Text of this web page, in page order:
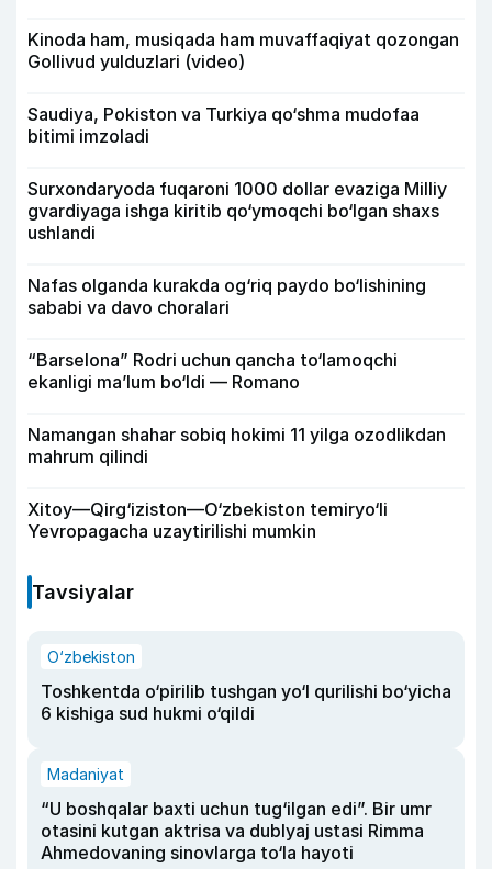
Kinoda ham, musiqada ham muvaffaqiyat qozongan
Gollivud yulduzlari (video)
Saudiya, Pokiston va Turkiya qo‘shma mudofaa
bitimi imzoladi
Surxondaryoda fuqaroni 1000 dollar evaziga Milliy
gvardiyaga ishga kiritib qo‘ymoqchi bo‘lgan shaxs
ushlandi
Nafas olganda kurakda og‘riq paydo bo‘lishining
sababi va davo choralari
“Barselona” Rodri uchun qancha to‘lamoqchi
ekanligi ma’lum bo‘ldi — Romano
Namangan shahar sobiq hokimi 11 yilga ozodlikdan
mahrum qilindi
Xitoy—Qirg‘iziston—O‘zbekiston temiryo‘li
Yevropagacha uzaytirilishi mumkin
Tavsiyalar
O‘zbekiston
Toshkentda o‘pirilib tushgan yo‘l qurilishi bo‘yicha
6 kishiga sud hukmi o‘qildi
Madaniyat
“U boshqalar baxti uchun tug‘ilgan edi”. Bir umr
otasini kutgan aktrisa va dublyaj ustasi Rimma
Ahmedovaning sinovlarga to‘la hayoti